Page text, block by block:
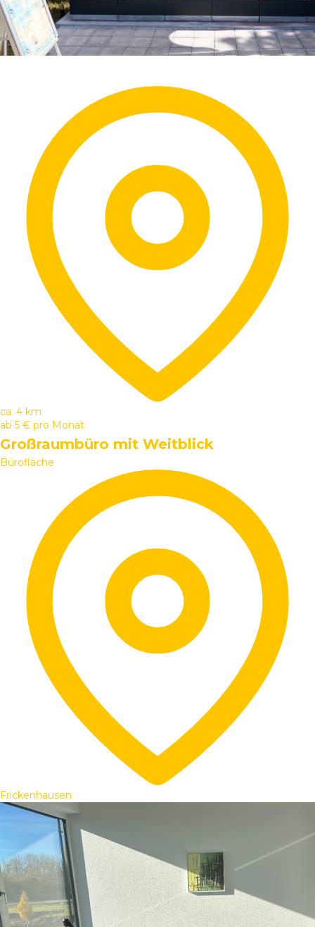
ca. 4 km
ab 5 € pro Monat
Großraumbüro mit Weitblick
Bürofläche
Frickenhausen